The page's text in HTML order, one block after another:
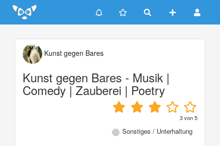
Update cookies preferences
Kunst gegen Bares
Kunst gegen Bares - Musik |
Comedy | Zauberei | Poetry
3von5
Sonstiges / Unterhaltung